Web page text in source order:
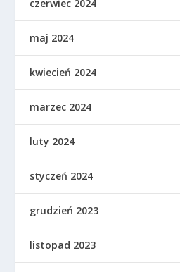
czerwiec 2024
maj 2024
kwiecień 2024
marzec 2024
luty 2024
styczeń 2024
grudzień 2023
listopad 2023